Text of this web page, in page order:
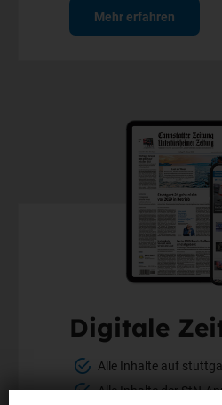
Mehr erfahren
Digitale
Alle Inhalte auf
Alle Inhalte der StN-